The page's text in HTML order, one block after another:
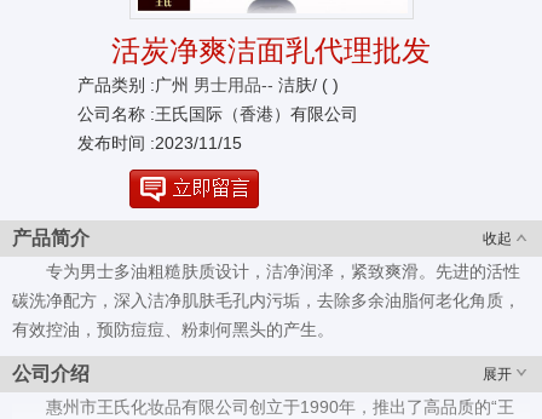
活炭净爽洁面乳代理批发
产品类别 :广州 男士用品-- 洁肤/ ( )
公司名称 :王氏国际（香港）有限公司
发布时间 :2023/11/15
收起
产品简介
专为男士多油粗糙肤质设计，洁净润泽，紧致爽滑。先进的活性
碳洗净配方，深入洁净肌肤毛孔内污垢，去除多余油脂何老化角质，
有效控油，预防痘痘、粉刺何黑头的产生。
展开
公司介绍
惠州市王氏化妆品有限公司创立于1990年，推出了高品质的“王